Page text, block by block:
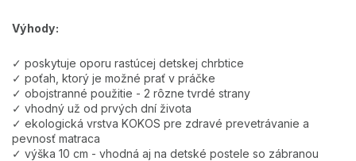
Výhody:
✓ poskytuje oporu rastúcej detskej chrbtice
✓ poťah, ktorý je možné prať v práčke
✓ obojstranné použitie - 2 rôzne tvrdé strany
✓ vhodný už od prvých dní života
✓ ekologická vrstva KOKOS pre zdravé prevetrávanie a
pevnosť matraca
✓ výška 10 cm - vhodná aj na detské postele so zábranou